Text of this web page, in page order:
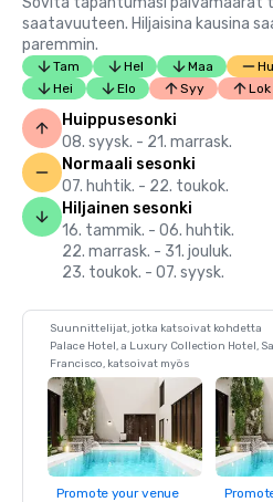
saatavuuteen. Hiljaisina kausina
paremmin.
Tam Hel Maa
Hei
Elo Syy Lok
Huippusesonki
08. syysk. - 21. marrask.
Normaali sesonki
07. huhtik. - 22. toukok.
Hiljainen sesonki
16. tammik. - 06. huhtik.
22. marrask. - 31. jouluk.
23. toukok. - 07. syysk.
Suunnittelijat, jotka katsoivat kohdetta
Palace Hotel, a Luxury Collection Hotel,
Francisco, katsoivat myös
Promote your venue